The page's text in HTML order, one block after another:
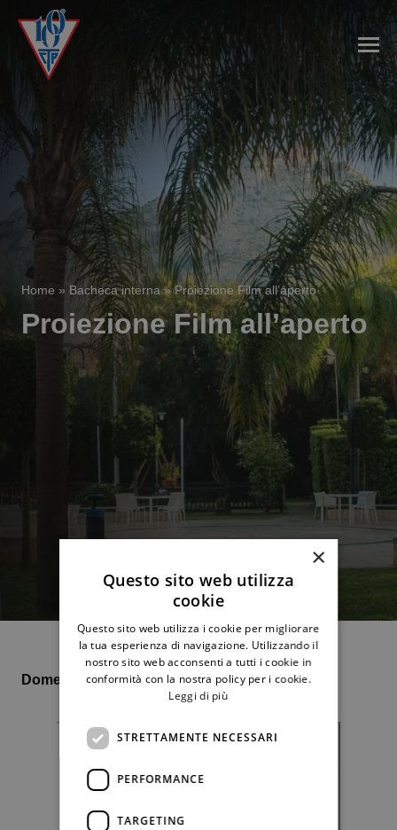
Home » Bacheca interna»Proiezione Film all’aperto
Proiezione Film all’aperto
Domenica 13 agosto 21.30 alla rotonda
×
Questo sito web utilizza
cookie
Questo sito web utilizza i cookie per migliorare
la tua esperienza di navigazione. Utilizzando il
nostro sito web acconsenti a tutti i cookie in
conformità con la nostra policy per i cookie.
Leggi di più
STRETTAMENTE NECESSARI
PERFORMANCE
TARGETING